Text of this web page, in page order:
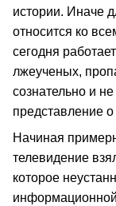
истории. Иначе
относится ко
сегодня
лжеученых,
сознательно и
представление
Начиная
телевидение
которое